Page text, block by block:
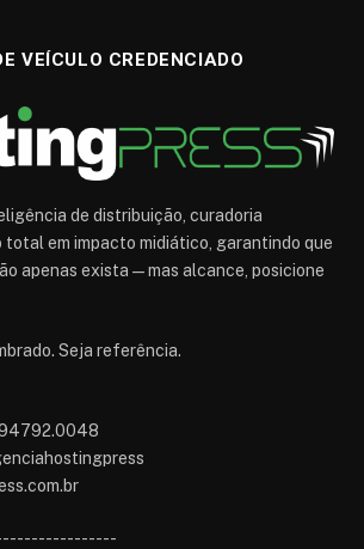
VEÍCULO CREDENCIADO
de distribuição, curadoria
em impacto midiático, garantindo que
apenas exista — mas alcance, posicione
Seja referência.
94792.0048